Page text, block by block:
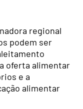
regional
podem ser
oferta alimentar
e a
alimentar